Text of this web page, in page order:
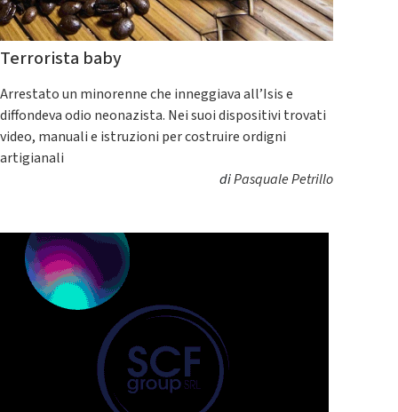
Terrorista baby
Arrestato un minorenne che inneggiava all’Isis e
diffondeva odio neonazista. Nei suoi dispositivi trovati
video, manuali e istruzioni per costruire ordigni
artigianali
diPasquale Petrillo